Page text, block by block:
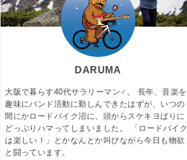
DARUMA
大阪で暮らす40代サラリーマン♂。 長年、音楽を
趣味にバンド活動に勤しんできたはずが、いつの
間にかロードバイク沼に、頭からスケキヨばりに
どっぷりハマってしまいました。 「ロードバイク
は楽しい！」とかなんとか叫びながら今日も物欲
と闘っています。